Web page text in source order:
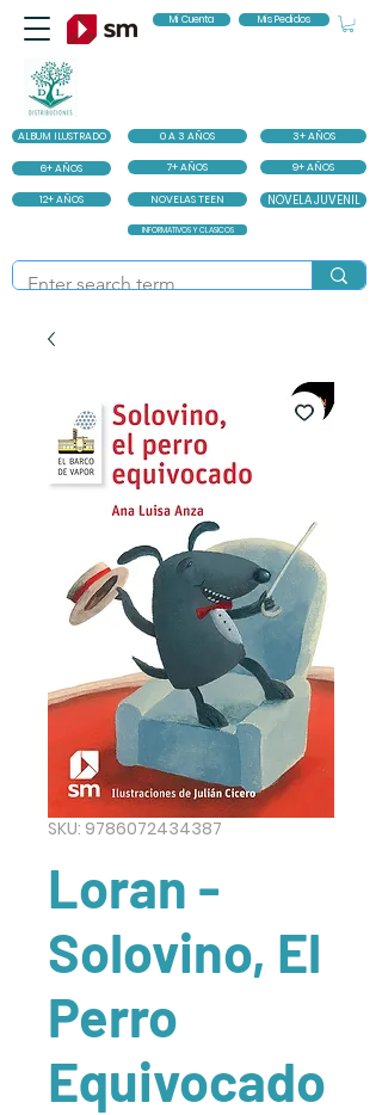
ALBUM ILUSTRADO 0 A 3 AÑOS 3+ AÑOS
6+ AÑOS 7+ AÑOS 9+ AÑOS
12+ AÑOS NOVELAS TEEN NOVELA JUVENIL
INFORMATIVOS Y CLASICOS
Mi Cuenta Mis Pedidos
SKU: 9786072434387
Loran -
Solovino, El
Perro
Equivocado